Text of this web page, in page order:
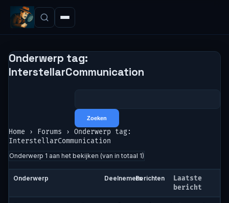
Onderwerp tag:
InterstellarCommunication
Home › Forums ›
Onderwerp tag:
InterstellarCommunication
Onderwerp 1 aan het bekijken (van in totaal 1)
Onderwerp DeelnemersBerichten
Laatste
bericht